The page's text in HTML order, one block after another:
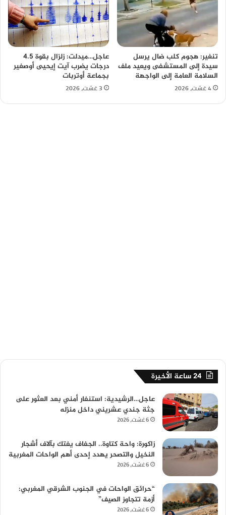
تنغير: هجوم كلب ضال يرسل
سيدة إلى المستشفى ويعيد ملف
السلامة العامة إلى الواجهة
4 غشت، 2026
عاجل…ميدلت: زلزال بقوة 4.5
درجات يضرب آيت إيحيى أوصغير
بجماعة أوتربات
3 غشت، 2026
24 ساعة الأخيرة
عاجل…الرشيدية: استنفار أمني بعد العثور على
جثة جندي عشريني داخل منزله
6 غشت، 2026
زاكورة: واحة كتاوة.. الجفاف يفتك بآلاف أشجار
النخيل والتصحر يهدد إحدى أهم الواحات المغربية
6 غشت، 2026
“حرائق الواحات في الجنوب الشرقي المغربي:
أزمة تتجاوز الصيف”
6 غشت، 2026